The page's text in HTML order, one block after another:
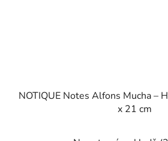
NOTIQUE Notes Alfons Mucha –
x 21 cm